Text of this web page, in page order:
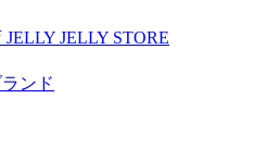
JELLY STORE
ンド